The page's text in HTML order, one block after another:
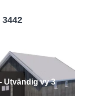
Utvändig vy 3